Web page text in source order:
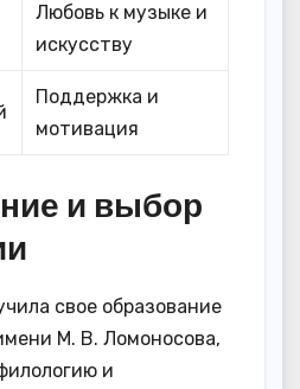
Любовь к музыке и
искусству
Поддержка и
мотивация
и выбор
свое образование
М. В. Ломоносова,
и